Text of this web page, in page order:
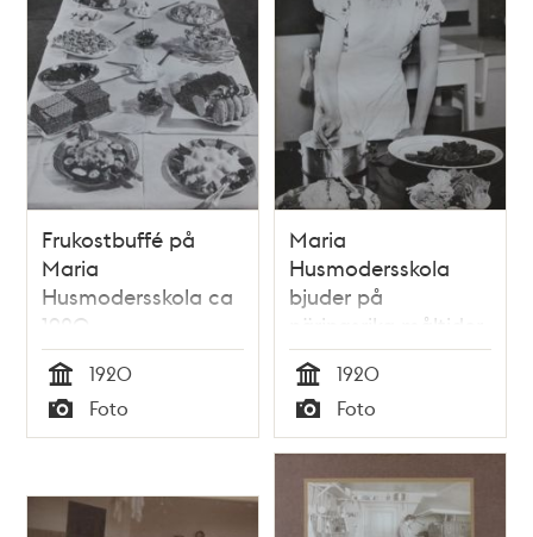
Frukostbuffé på
Maria
Husmodersskola ca
1920
Tid
1920
Typ
Foto
Maria
Husmodersskola
bjuder på
näringsrika måltider
cirka 1920
Tid
1920
Typ
Foto